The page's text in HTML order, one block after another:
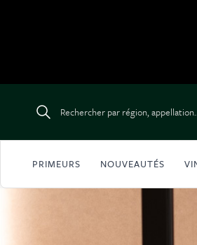
Rechercher par région,
PRIMEURS NOUVEAUTÉS